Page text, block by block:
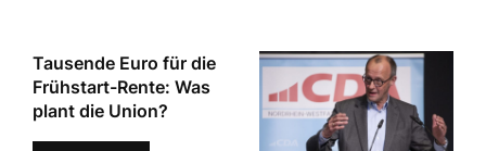
Tausende Euro für die
Frühstart-Rente: Was
plant die Union?